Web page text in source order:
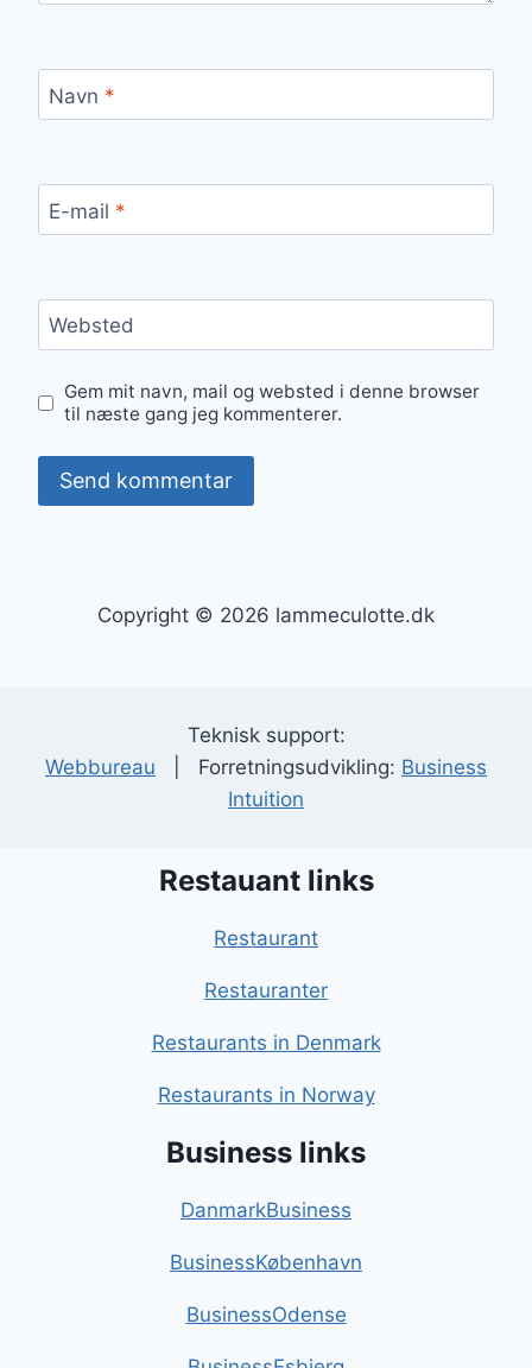
Navn *
E-mail *
Websted
Gem mit navn, mail og websted i denne browser
til næste gang jeg kommenterer.
Copyright © 2026 lammeculotte.dk
Teknisk support:
Webbureau | Forretningsudvikling: Business
Intuition
Restauant links
Restaurant
Restauranter
Restaurants in Denmark
Restaurants in Norway
Business links
DanmarkBusiness
BusinessKøbenhavn
BusinessOdense